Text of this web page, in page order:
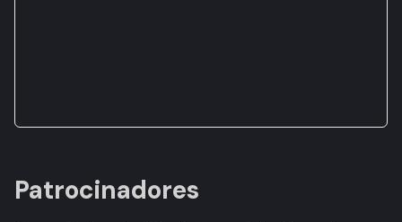
Patrocinadores